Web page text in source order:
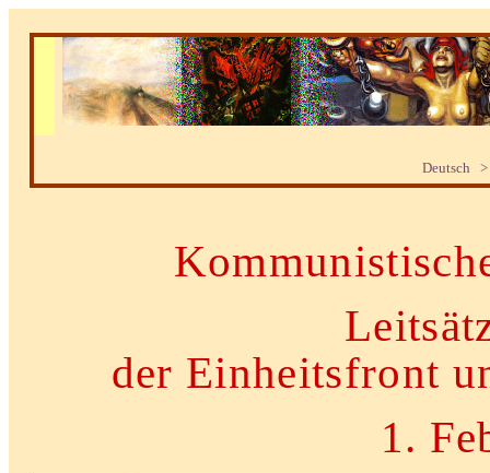
Deutsch
der Einheitsfront
1.